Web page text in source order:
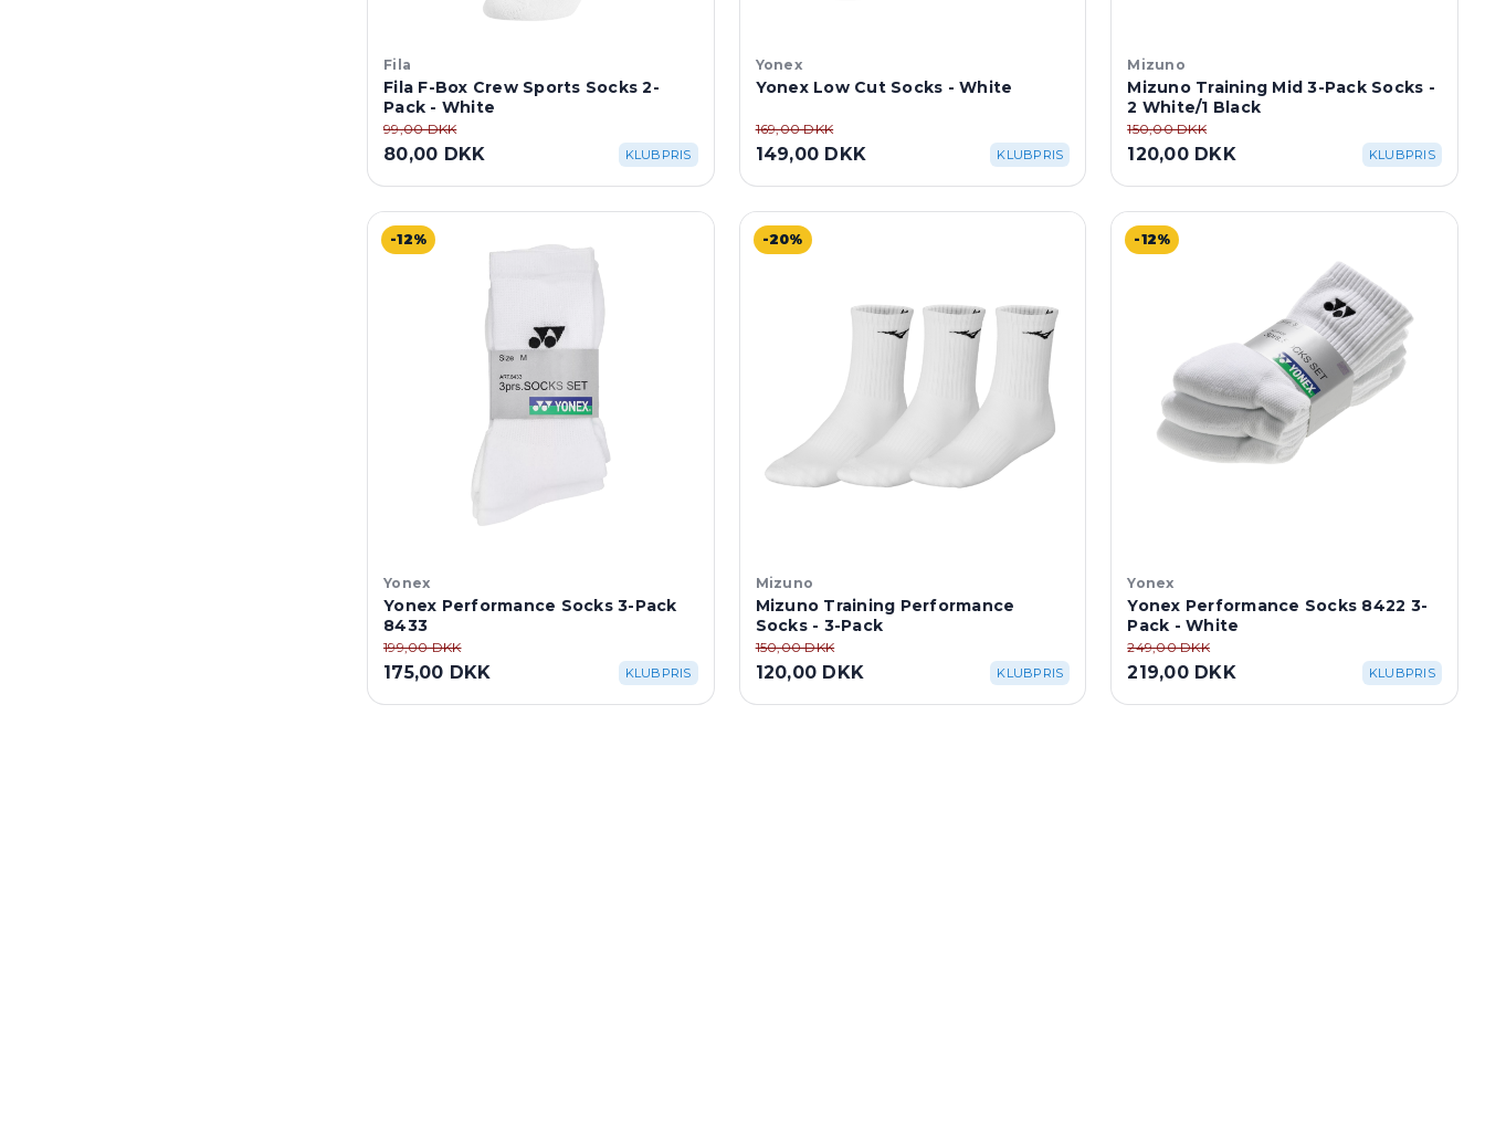
Fila
Fila F-Box Crew Sports Socks 2-
Pack - White
99,00 DKK
80,00 DKK KLUBPRIS
Yonex
Yonex Low Cut Socks - White
169,00 DKK
149,00 DKK KLUBPRIS
Mizuno
Mizuno Training Mid 3-Pack Socks -
2 White/1 Black
150,00 DKK
120,00 DKK KLUBPRIS
-12%
Yonex
Yonex Performance Socks 3-Pack
8433
199,00 DKK
175,00 DKK KLUBPRIS
-20%
Mizuno
Mizuno Training Performance
Socks - 3-Pack
150,00 DKK
120,00 DKK KLUBPRIS
-12%
Yonex
Yonex Performance Socks 8422 3-
Pack - White
249,00 DKK
219,00 DKK KLUBPRIS